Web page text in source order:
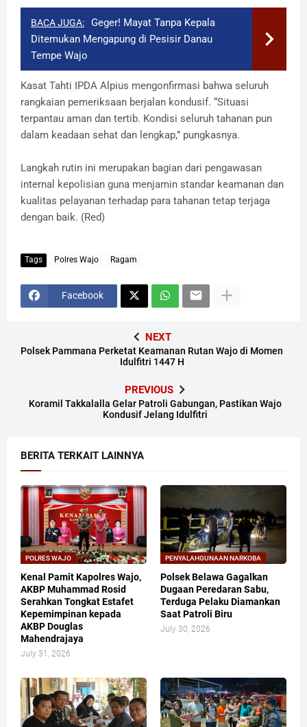
BACA JUGA:
Geger! Mayat Tanpa Kepala
Ditemukan Mengapung di Pesisir Danau
Tempe Wajo
​Kasat Tahti IPDA Alpius mengonfirmasi bahwa seluruh
rangkaian pemeriksaan berjalan kondusif. “Situasi
terpantau aman dan tertib. Kondisi seluruh tahanan pun
dalam keadaan sehat dan lengkap,” pungkasnya.
​Langkah rutin ini merupakan bagian dari pengawasan
internal kepolisian guna menjamin standar keamanan dan
kualitas pelayanan terhadap para tahanan tetap terjaga
dengan baik. (Red)
Tags Polres Wajo Ragam
Facebook
NEXT
Polsek Pammana Perketat Keamanan Rutan Wajo di Momen
Idulfitri 1447 H
PREVIOUS
Koramil Takkalalla Gelar Patroli Gabungan, Pastikan Wajo
Kondusif Jelang Idulfitri
BERITA TERKAIT LAINNYA
POLRES WAJO
Kenal Pamit Kapolres Wajo,
AKBP Muhammad Rosid
Serahkan Tongkat Estafet
Kepemimpinan kepada
AKBP Douglas
Mahendrajaya
July 31, 2026
PENYALAHGUNAAN NARKOBA
Polsek Belawa Gagalkan
Dugaan Peredaran Sabu,
Terduga Pelaku Diamankan
Saat Patroli Biru
July 30, 2026